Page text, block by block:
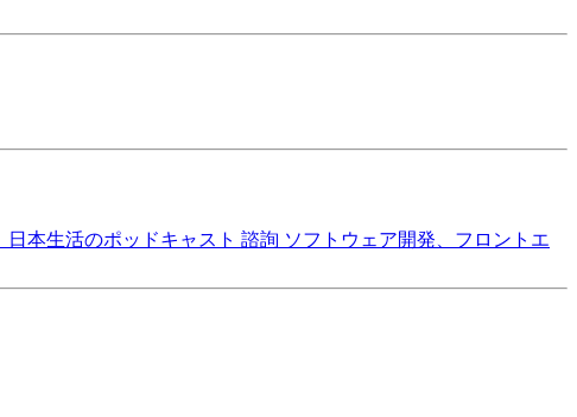
本生活のポッドキャスト 諮詢 ソフトウェア開発、フロントエ